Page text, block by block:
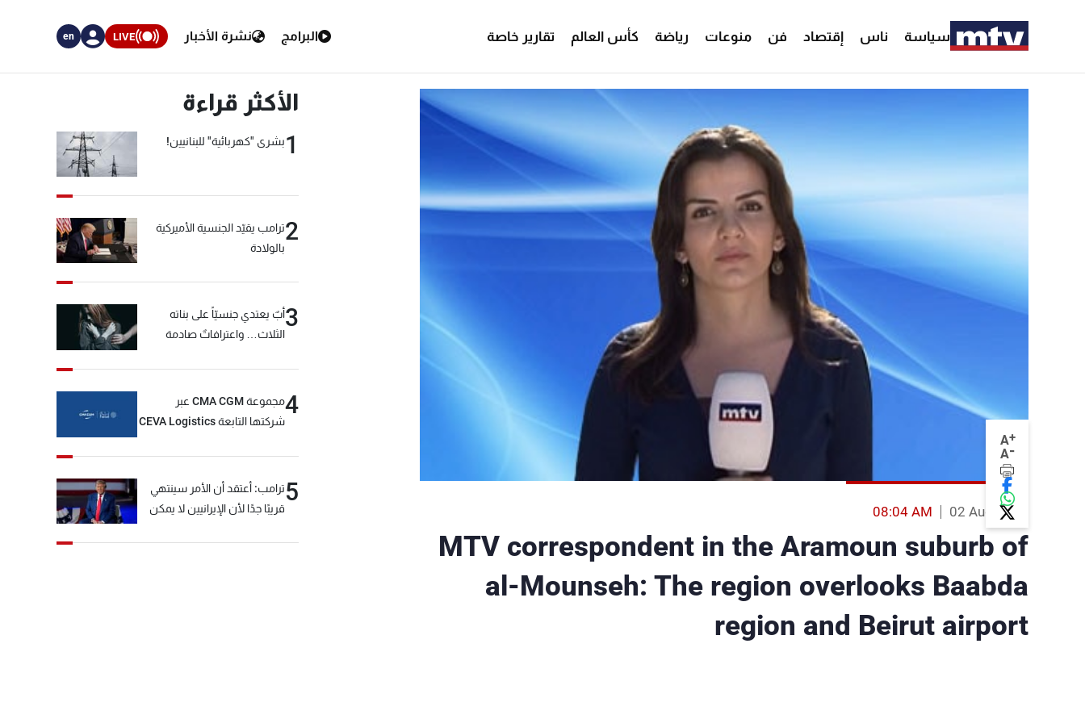
سياسة ناس إقتصاد فن منوعات رياضة كأس العالم تقارير خاصة البرامج نشرة الأخبار LIVE
en
A+
A-
02 Aug 2013
08:04 AM
MTV correspondent in the Aramoun suburb of
al-Mounseh: The region overlooks Baabda
region and Beirut airport
الأكثر قراءة
1بشرى "كهربائية" للبنانيين!
2ترامب يقيّد الجنسية الأميركية
بالولادة
3أبٌ يعتدي جنسيّاً على بناته
الثلاث… واعترافاتٌ صادمة
4
مجموعة CMA CGM عبر
شركتها التابعة CEVA Logistics
5ترامب: أعتقد أن الأمر سينتهي
قريبًا جدًا لأن الإيرانيين لا يمكن